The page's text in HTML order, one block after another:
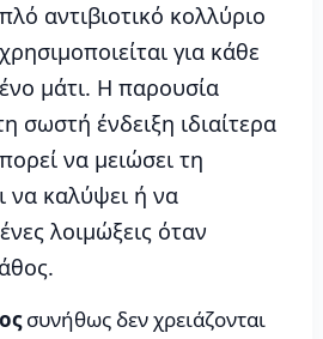
αντιβιοτικό κολλύριο
για κάθε
μάτι. Η παρουσία
σωστή ένδειξη ιδιαίτερα
να μειώσει τη
να καλύψει ή να
λοιμώξεις όταν
συνήθως δεν χρειάζονται